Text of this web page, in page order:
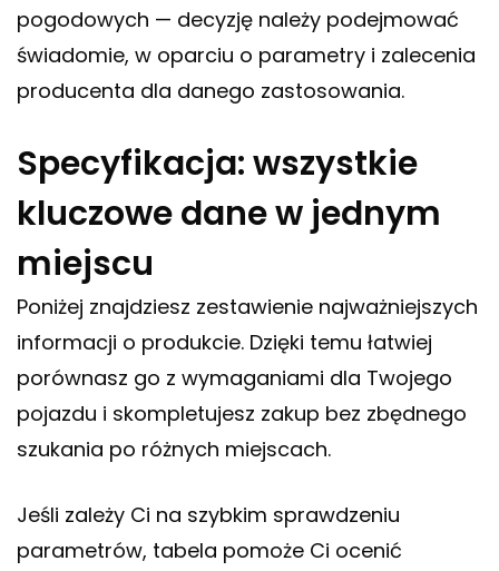
pogodowych — decyzję należy podejmować
świadomie, w oparciu o parametry i zalecenia
producenta dla danego zastosowania.
Specyfikacja: wszystkie
kluczowe dane w jednym
miejscu
Poniżej znajdziesz zestawienie najważniejszych
informacji o produkcie. Dzięki temu łatwiej
porównasz go z wymaganiami dla Twojego
pojazdu i skompletujesz zakup bez zbędnego
szukania po różnych miejscach.
Jeśli zależy Ci na szybkim sprawdzeniu
parametrów, tabela pomoże Ci ocenić